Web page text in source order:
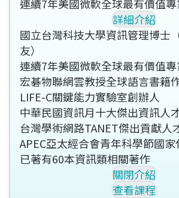
連續7年美國微軟全球最有價值專
詳細介紹
國立台灣科技大學資訊管理博士
友）
連續7年美國微軟全球最有價值專
宏碁物聯網雲教授全球語言書籍
LIFE-C關鍵能力實驗室創辦人
中華民國資訊月十大傑出資訊人
台灣學術網路TANET傑出貢獻人
APEC亞太經合會青年科學節國家
已著有60本資訊類相關著作
關閉介紹
查看課程